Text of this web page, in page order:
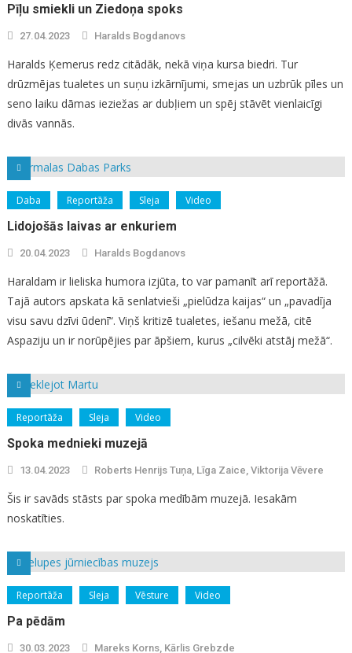
Pīļu smiekli un Ziedoņa spoks
27.04.2023 Haralds Bogdanovs
Haralds Ķemerus redz citādāk, nekā viņa kursa biedri. Tur
drūzmējas tualetes un suņu izkārnījumi, smejas un uzbrūk pīles un
seno laiku dāmas ieziežas ar dubļiem un spēj stāvēt vienlaicīgi
divās vannās.
Daba Reportāža Sleja Video
Lidojošās laivas ar enkuriem
20.04.2023 Haralds Bogdanovs
Haraldam ir lieliska humora izjūta, to var pamanīt arī reportāžā.
Tajā autors apskata kā senlatvieši „pielūdza kaijas“ un „pavadīja
visu savu dzīvi ūdenī“. Viņš kritizē tualetes, iešanu mežā, citē
Aspaziju un ir norūpējies par āpšiem, kurus „cilvēki atstāj mežā“.
Reportāža Sleja Video
Spoka mednieki muzejā
13.04.2023 Roberts Henrijs Tuņa, Līga Zaice, Viktorija Vēvere
Šis ir savāds stāsts par spoka medībām muzejā. Iesakām
noskatīties.
Reportāža Sleja Vēsture Video
Pa pēdām
30.03.2023 Mareks Korns, Kārlis Grebzde